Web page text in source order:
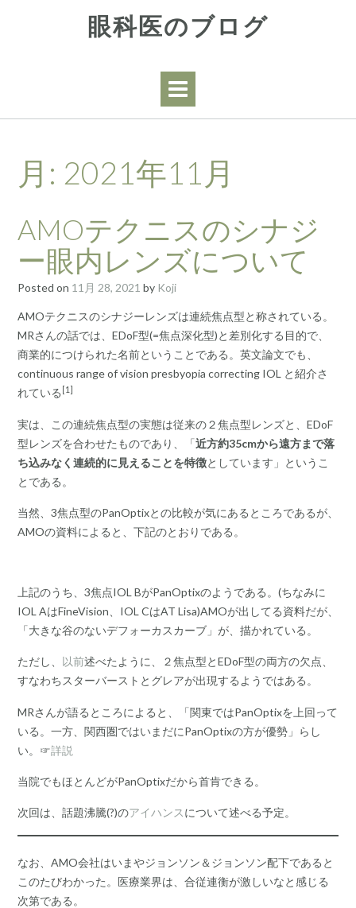
眼科医のブログ
月: 2021年11月
AMOテクニスのシナジ
ー眼内レンズについて
Posted on 11月 28, 2021 by Koji
AMOテクニスのシナジーレンズは連続焦点型と称されている。
MRさんの話では、EDoF型(=焦点深化型)と差別化する目的で、
商業的につけられた名前ということである。英文論文でも、
continuous range of vision presbyopia correcting IOL と紹介さ
れている [1]
実は、この連続焦点型の実態は従来の２焦点型レンズと、EDoF
型レンズを合わせたものであり、「近方約35cmから遠方まで落
ち込みなく連続的に見えることを特徴としています」というこ
とである。
当然、3焦点型のPanOptixとの比較が気にあるところであるが、
AMOの資料によると、下記のとおりである。
上記のうち、3焦点IOL BがPanOptixのようである。(ちなみに
IOL AはFineVision、IOL CはAT Lisa)AMOが出してる資料だが、
「大きな谷のないデフォーカスカーブ」が、描かれている。
ただし、 以前述べたように、２焦点型とEDoF型の両方の欠点、
すなわちスターバーストとグレアが出現するようではある。
MRさんが語るところによると、「関東ではPanOptixを上回って
いる。一方、関西圏ではいまだにPanOptixの方が優勢」らし
い。☞詳説
当院でもほとんどがPanOptixだから首肯できる。
次回は、話題沸騰(?)のアイハンスについて述べる予定。
なお、AMO会社はいまやジョンソン＆ジョンソン配下であると
このたびわかった。医療業界は、合従連衡が激しいなと感じる
次第である。